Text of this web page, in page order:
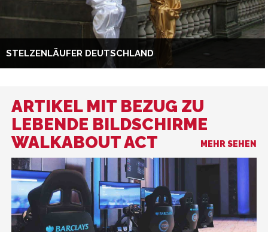
STELZENLÄUFER DEUTSCHLAND
ARTIKEL MIT BEZUG ZU
LEBENDE BILDSCHIRME
WALKABOUT ACT
MEHR SEHEN